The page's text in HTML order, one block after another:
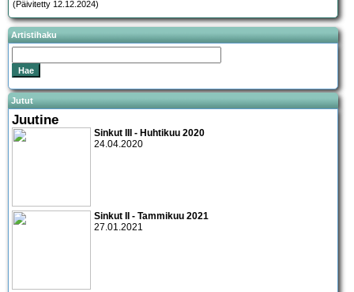
(Päivitetty 12.12.2024)
Artistihaku
Jutut
Juutine
Sinkut III - Huhtikuu 2020
24.04.2020
Sinkut II - Tammikuu 2021
27.01.2021